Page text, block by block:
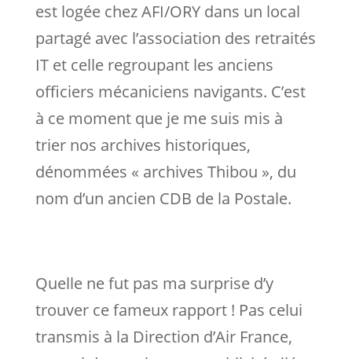
est logée chez AFI/ORY dans un local
partagé avec l’association des retraités
IT et celle regroupant les anciens
officiers mécaniciens navigants. C’est
à ce moment que je me suis mis à
trier nos archives historiques,
dénommées « archives Thibou », du
nom d’un ancien CDB de la Postale.
Quelle ne fut pas ma surprise d’y
trouver ce fameux rapport ! Pas celui
transmis à la Direction d’Air France,